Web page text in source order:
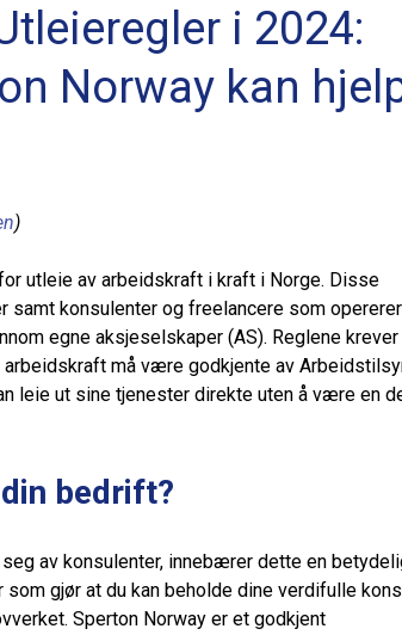
i 2024:
Norway kan
)
utleie av arbeidskraft i kraft i Norge. Disse
samt konsulenter og freelancere som
egne aksjeselskaper (AS). Reglene krever
må være godkjente av
leie ut sine tjenester direkte uten å være en
bedrift?
av konsulenter, innebærer dette en
gjør at du kan beholde dine verdifulle
Sperton Norway er et godkjent